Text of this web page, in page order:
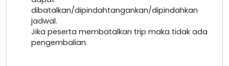
dibatalkan/dipindahtangankan/dipindahkan
jadwal.
Jika peserta membatalkan trip maka tidak ada
pengembalian.